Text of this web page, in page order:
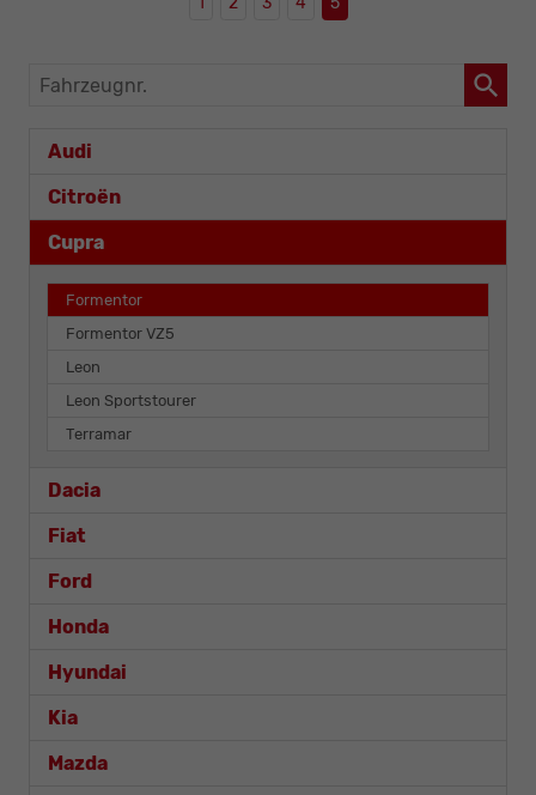
Fahrzeugnr.
Audi
Citroën
Cupra
Formentor
Formentor VZ5
Leon
Leon Sportstourer
Terramar
Dacia
Fiat
Ford
Honda
Hyundai
Kia
Mazda